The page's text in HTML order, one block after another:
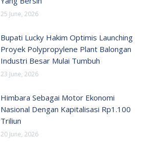
25 June, 2026
Bupati Lucky Hakim Optimis Launching
Proyek Polypropylene Plant Balongan
Industri Besar Mulai Tumbuh
23 June, 2026
Himbara Sebagai Motor Ekonomi
Nasional Dengan Kapitalisasi Rp1.100
Triliun
20 June, 2026